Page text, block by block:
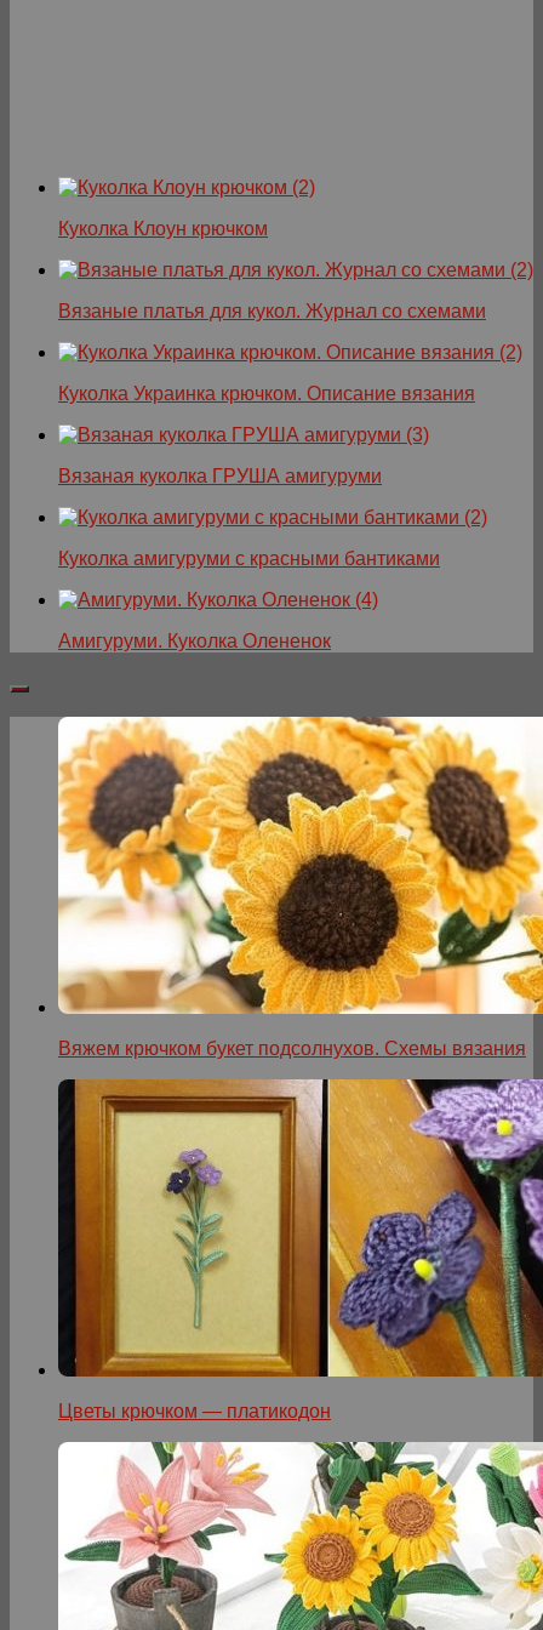
Куколка Клоун крючком
Вязаные платья для кукол. Журнал со схемами
Куколка Украинка крючком. Описание вязания
Вязаная куколка ГРУША амигуруми
Куколка амигуруми с красными бантиками
Амигуруми. Куколка Олененок
Вяжем крючком букет подсолнухов. Схемы вязания
Цветы крючком — платикодон